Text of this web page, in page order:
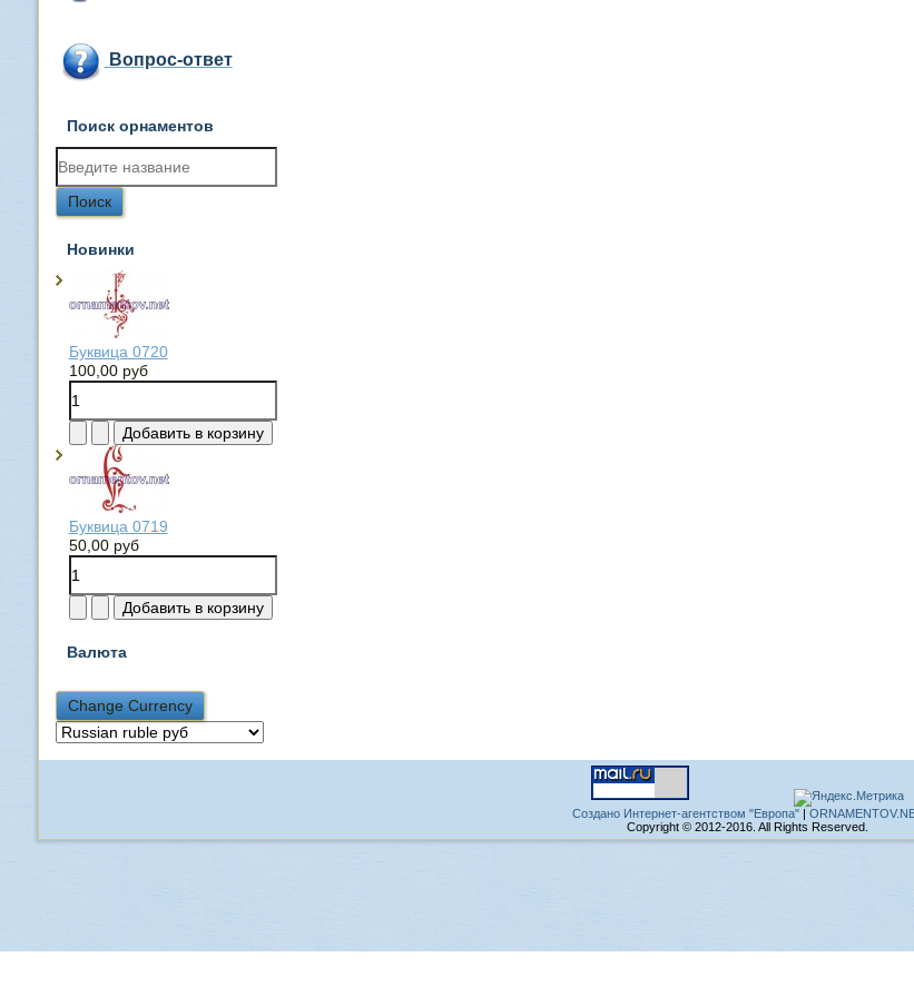
Вопрос-ответ
Поиск орнаментов
Новинки
Буквица 0720
100,00 руб
Буквица 0719
50,00 руб
Валюта
Создано Интернет-агентством "Европа"|
Copyright © 2012-2016. All Rights Reserved.